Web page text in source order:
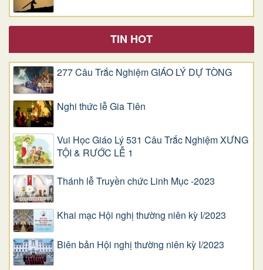
TIN HOT
277 Câu Trắc Nghiệm GIÁO LÝ DỰ TÒNG
Nghi thức lễ Gia Tiên
Vui Học Giáo Lý 531 Câu Trắc Nghiệm XƯNG
TỘI & RƯỚC LỄ 1
Thánh lễ Truyền chức Linh Mục -2023
Khai mạc Hội nghị thường niên kỳ I/2023
Biên bản Hội nghị thường niên kỳ I/2023